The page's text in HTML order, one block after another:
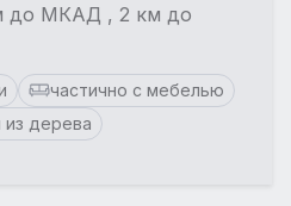
до МКАД , 2 км до
частично с мебелью
дерева